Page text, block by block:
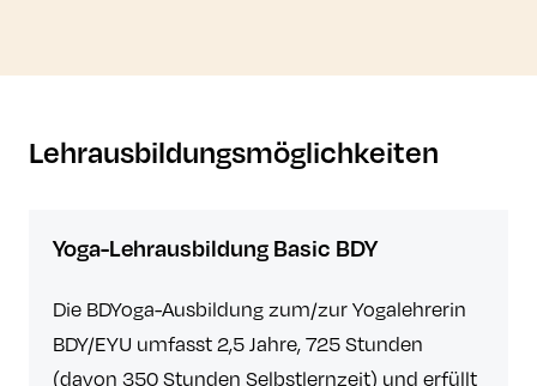
Lehrausbildungsmöglichkeiten
Yoga-Lehrausbildung Basic BDY
Die BDYoga-Ausbildung zum/zur Yogalehrerin
BDY/EYU umfasst 2,5 Jahre, 725 Stunden
(davon 350 Stunden Selbstlernzeit) und erfüllt